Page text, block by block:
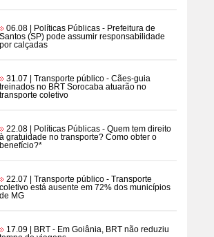
06.08 | Políticas Públicas - Prefeitura de
Santos (SP) pode assumir responsabilidade
por calçadas
31.07 | Transporte público - Cães-guia
treinados no BRT Sorocaba atuarão no
transporte coletivo
22.08 | Políticas Públicas - Quem tem direito
à gratuidade no transporte? Como obter o
benefício?*
22.07 | Transporte público - Transporte
coletivo está ausente em 72% dos municípios
de MG
17.09 | BRT - Em Goiânia, BRT não reduziu